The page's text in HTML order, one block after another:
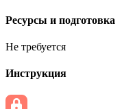
Ресурсы и подготовка
Не требуется
Инструкция